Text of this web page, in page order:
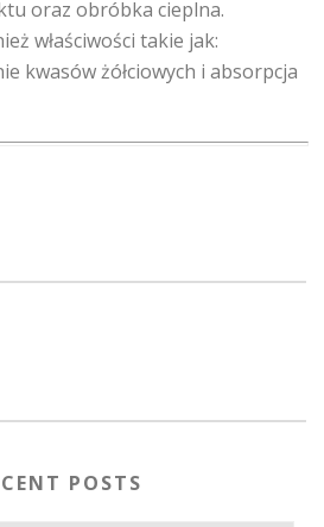
oraz obróbka cieplna.
właściwości takie jak:
kwasów żółciowych i absorpcja
POSTS